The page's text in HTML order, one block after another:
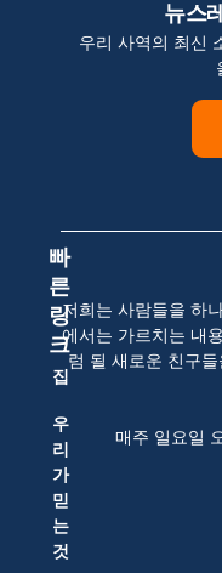
뉴스
우리 사역의 최신
빠
른
링
크
집
우
리
가
믿
는
것
저희는 사람들을 하
에서는 가르치는 내
럼 될 새로운 친구
매주 일요일